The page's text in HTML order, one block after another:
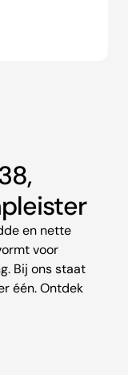
en nette
voor
Bij ons staat
één. Ontdek